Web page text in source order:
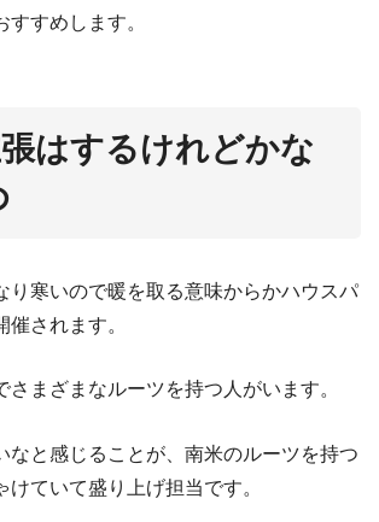
すめします。
はするけれどかな
り寒いので暖を取る意味からかハウスパ
されます。
さまざまなルーツを持つ人がいます。
なと感じることが、南米のルーツを持つ
けていて盛り上げ担当です。